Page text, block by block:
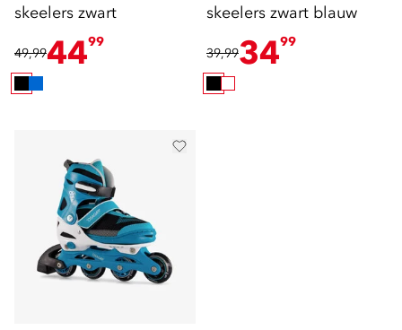
skeelers zwart
49,994499
skeelers zwart blauw
39,993499